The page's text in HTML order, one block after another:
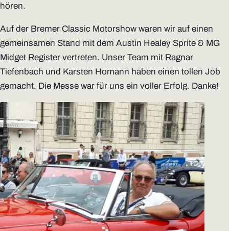
hören.
Auf der Bremer Classic Motorshow waren wir auf einen
gemeinsamen Stand mit dem Austin Healey Sprite & MG
Midget Register vertreten. Unser Team mit Ragnar
Tiefenbach und Karsten Homann haben einen tollen Job
gemacht. Die Messe war für uns ein voller Erfolg. Danke!